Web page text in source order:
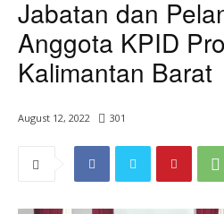
Jabatan dan
Anggota KPID
Kalimantan Barat
August 12, 2022 301